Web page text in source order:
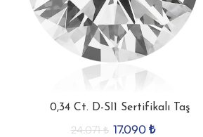
0,34 Ct. D-SI1 Sertifikalı Taş
24.071₺ 17.090 ₺